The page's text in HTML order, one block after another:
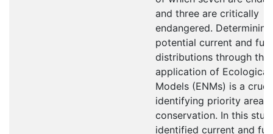
and three are critically
endangered.
potential current and
distributions through the
application of Ecological
Models (ENMs) is a
identifying priority areas
conservation. In this
identified current and